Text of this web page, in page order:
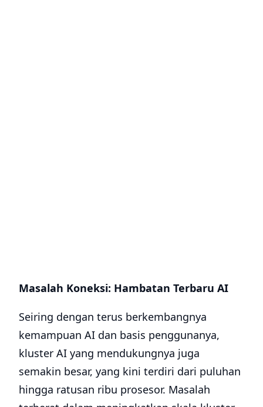
Masalah Koneksi: Hambatan Terbaru AI
Seiring dengan terus berkembangnya
kemampuan AI dan basis penggunanya,
kluster AI yang mendukungnya juga
semakin besar, yang kini terdiri dari puluhan
hingga ratusan ribu prosesor. Masalah